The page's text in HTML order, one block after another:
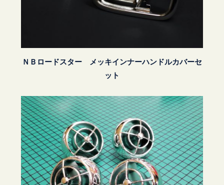
ＮＢロードスター メッキインナーハンドルカバーセ
ット